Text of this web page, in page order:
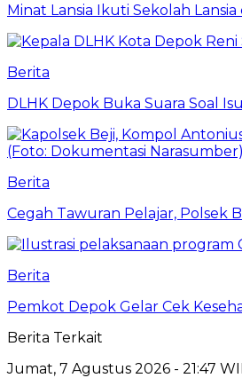
Minat Lansia Ikuti Sekolah
Berita
DLHK Depok Buka Suara Soal
Berita
Cegah Tawuran Pelajar, Polsek
Berita
Pemkot Depok Gelar Cek
Berita Terkait
Jumat, 7 Agustus 2026 - 21:47